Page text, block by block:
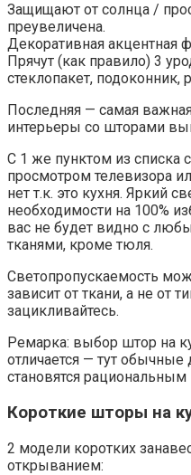
Защищают от солнца /
преувеличена.
Декоративная акцентная
Прячут (как правило) 3
стеклопакет, подоконник,
Последняя — самая
интерьеры со шторами
С 1 же пунктом из списка
просмотром телевизора
нет т.к. это кухня. Яркий
необходимости на 100%
вас не будет видно с
тканями, кроме тюля.
Светопропускаемость
зависит от ткани, а не от
зацикливайтесь.
Ремарка: выбор штор на
отличается — тут
становятся
Короткие шторы на
2 модели коротких
открыванием: